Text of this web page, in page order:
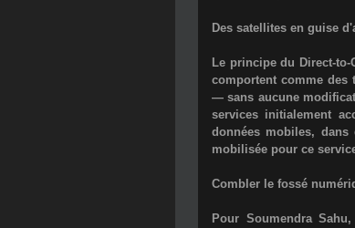
Des satellites en guise
Le principe du Direct-
comportent comme des
— sans aucune
services initialement
données mobiles, dans
mobilisée pour ce
Combler le fossé
Pour Soumendra